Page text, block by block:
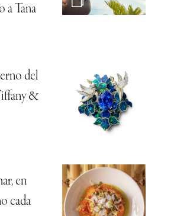
a Tana
del
&
en
cada